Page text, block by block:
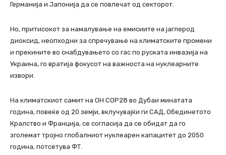
Германија и Јапонија да се повлечат од секторот.
Но, притисокот за намалување на емисиите на јаглерод
диоксид, неопходни за спречување на климатските промени
и прекините во снабдувањето со гас по руската инвазија на
Украина, го вратија фокусот на важноста на нуклеарните
извори.
На климатскиот самит на ОН COP28 во Дубаи минатата
година, повеќе од 20 земји, вклучувајќи ги САД, Обединетото
Кралство и Франција, се согласија да се обидат да го
зголемат тројно глобалниот нуклеарен капацитет до 2050
година, потсетува ФТ.